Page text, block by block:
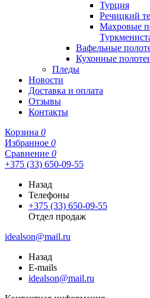
Турция
Речицкий
Махровые
Вафельные
Кухонные
Пледы
Новости
Доставка и оплата
Отзывы
Контакты
Корзина 0
Избранное 0
Сравнение 0
+375 (33) 650-09-55
Назад
Телефоны
+375 (33) 650-09-55
Отдел продаж
idealson@mail.ru
Назад
E-mails
idealson@mail.ru